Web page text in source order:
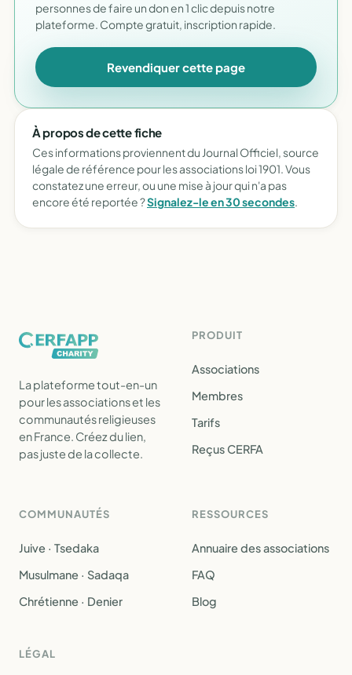
personnes de faire un don en 1 clic depuis notre
plateforme. Compte gratuit, inscription rapide.
Revendiquer cette page
À propos de cette fiche
Ces informations proviennent du Journal Officiel, source
légale de référence pour les associations loi 1901. Vous
constatez une erreur, ou une mise à jour qui n'a pas
encore été reportée ?Signalez-le en 30 secondes.
La plateforme tout-en-un
pour les associations et les
communautés religieuses
en France. Créez du lien,
pas juste de la collecte.
PRODUIT
Associations
Membres
Tarifs
Reçus CERFA
COMMUNAUTÉS
Juive · Tsedaka
Musulmane · Sadaqa
Chrétienne · Denier
RESSOURCES
Annuaire des associations
FAQ
Blog
LÉGAL